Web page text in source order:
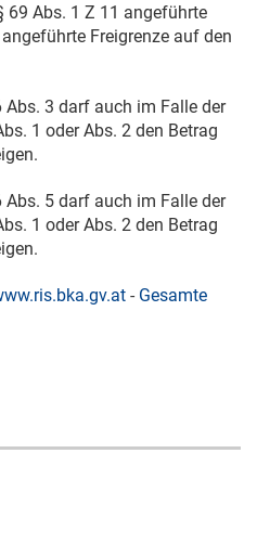
69 Abs. 1 Z 11 angeführte
Freigrenze auf den
3 darf auch im Falle der
1 oder Abs. 2 den Betrag
5 darf auch im Falle der
1 oder Abs. 2 den Betrag
- Gesamte